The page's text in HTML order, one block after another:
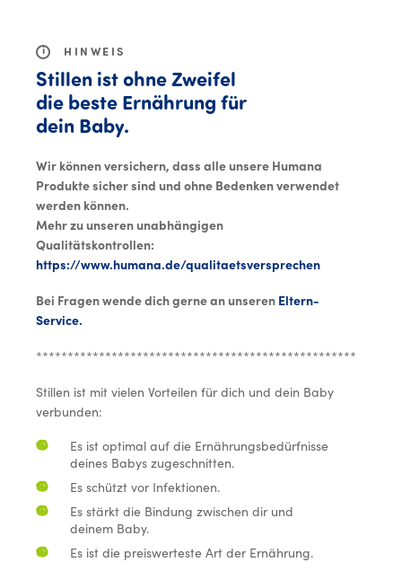
i HINWEIS
Stillen ist ohne Zweifel
die beste Ernährung für
dein Baby.
Wir können versichern, dass alle unsere Humana
Produkte sicher sind und ohne Bedenken verwendet
werden können.
Mehr zu unseren unabhängigen
Qualitätskontrollen:
https://www.humana.de/qualitaetsversprechen
Bei Fragen wende dich gerne an unseren Eltern-
Service.
Stillen ist mit vielen Vorteilen für dich und dein Baby
verbunden:
Es ist optimal auf die Ernährungsbedürfnisse
deines Babys zugeschnitten.
Es schützt vor Infektionen.
Es stärkt die Bindung zwischen dir und
deinem Baby.
Es ist die preiswerteste Art der Ernährung.